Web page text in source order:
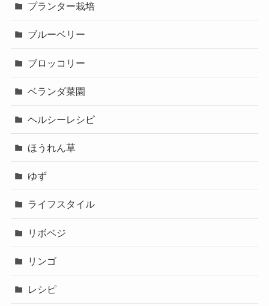
プランター栽培
ブルーベリー
ブロッコリー
ベランダ菜園
ヘルシーレシピ
ほうれん草
ゆず
ライフスタイル
リボベジ
リンゴ
レシピ